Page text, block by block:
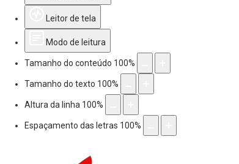
Leitor de tela
Modo de leitura
Tamanho do conteúdo 100%
Tamanho do texto 100%
Altura da linha 100%
Espaçamento das letras 100%